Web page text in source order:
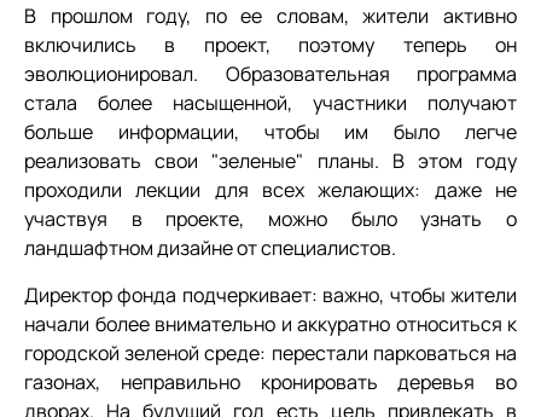
В прошлом году, по ее словам, жители активно
включились в проект, поэтому теперь он
эволюционировал. Образовательная программа
стала более насыщенной, участники получают
больше информации, чтобы им было легче
реализовать свои "зеленые" планы. В этом году
проходили лекции для всех желающих: даже не
участвуя в проекте, можно было узнать о
ландшафтном дизайне от специалистов.
Директор фонда подчеркивает: важно, чтобы жители
начали более внимательно и аккуратно относиться к
городской зеленой среде: перестали парковаться на
газонах, неправильно кронировать деревья во
дворах. На будущий год есть цель привлекать в